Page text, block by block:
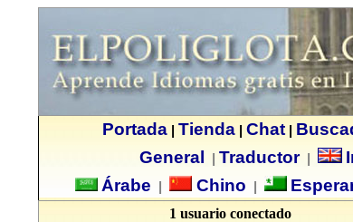
Portada| Tienda| Chat|
General
Traductor|
Árabe
Chino
1 usuario conectado